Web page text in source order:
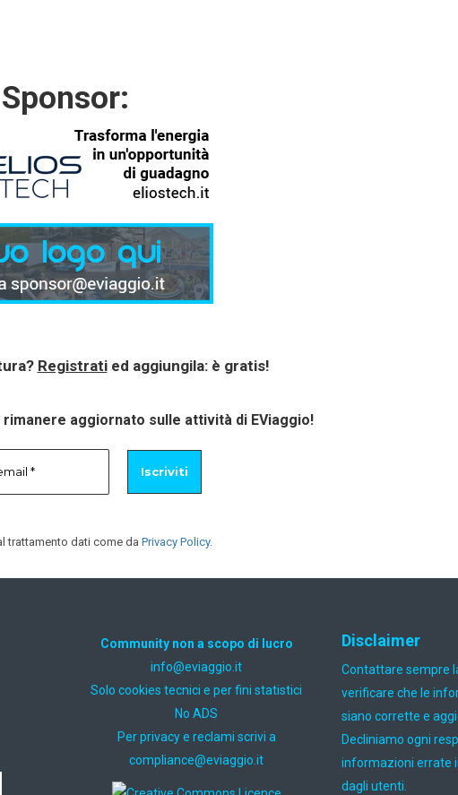
Sponsor:
Registratied aggiungila: è gratis!
aggiornato sulle attività di EViaggio!
trattamento dati come da Privacy Policy.
Community non a scopo di lucro
ti.oiggaive@ofni
Solo cookies tecnici e per fini statistici
No ADS
Per privacy e reclami scrivi a
ti.oiggaive@ecnailpmoc
Disclaimer
Contattare sempre
verificare che le
siano corrette e
Decliniamo ogni
informazioni errate
dagli utenti.